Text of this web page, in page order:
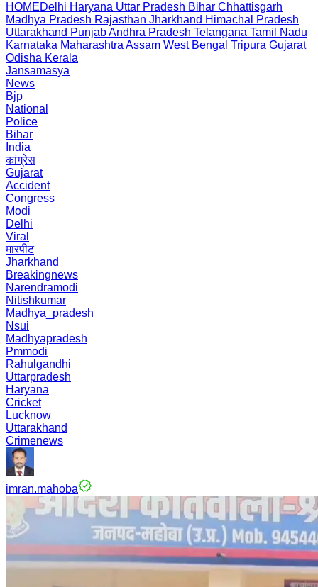
HOMEDelhi Haryana Uttar Pradesh Bihar Chhattisgarh
Madhya Pradesh Rajasthan Jharkhand Himachal Pradesh
Uttarakhand PunjabAndhra Pradesh Telangana Tamil Nadu
Karnataka Maharashtra Assam West Bengal Tripura Gujarat
Odisha Kerala
Jansamasya
News
Bjp
National
Police
Bihar
India
कांग्रेस
Gujarat
Accident
Congress
Modi
Delhi
Viral
मारपीट
Jharkhand
Breakingnews
Narendramodi
Nitishkumar
Madhya_pradesh
Nsui
Madhyapradesh
Pmmodi
Rahulgandhi
Uttarpradesh
Haryana
Cricket
Lucknow
Uttarakhand
Crimenews
imran.mahoba